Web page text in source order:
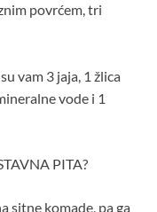
povrćem, tri
vam 3 jaja, 1 žlica
vode i 1
PITA?
sitne komade, pa ga